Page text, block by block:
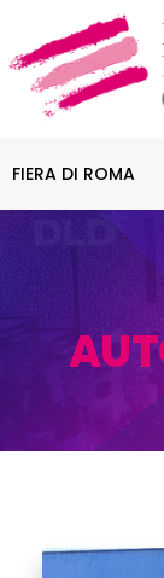
FIERA DI ROMA